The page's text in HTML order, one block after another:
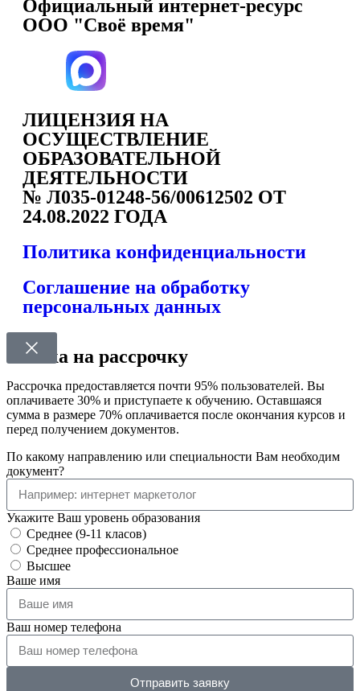
Официальный интернет-ресурс
ООО "Своё время"
ЛИЦЕНЗИЯ НА
ОСУЩЕСТВЛЕНИЕ
ОБРАЗОВАТЕЛЬНОЙ
ДЕЯТЕЛЬНОСТИ
№ Л035-01248-56/00612502 ОТ
24.08.2022 ГОДА
Политика конфиденциальности
Соглашение на обработку
персональных данных
Заявка на рассрочку
Рассрочка предоставляется почти 95% пользователей. Вы
оплачиваете 30% и приступаете к обучению. Оставшаяся
сумма в размере 70% оплачивается после окончания курсов и
перед получением документов.
По какому направлению или специальности Вам необходим
документ?
Укажите Ваш уровень образования
Среднее (9-11 класов)
Среднее профессиональное
Высшее
Ваше имя
Ваш номер телефона
Отправить заявку